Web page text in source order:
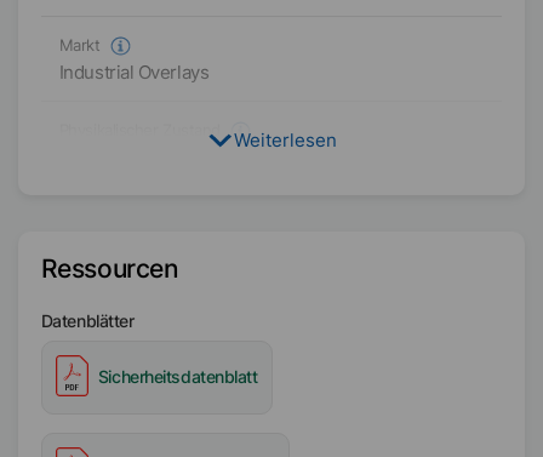
Markt
Industrial Overlays
Physikalischer Zustand
Rotbraun
Verfügbarkeit
Amerika
Weiterlesen
Ressourcen
Datenblätter
Sicherheitsdatenblatt